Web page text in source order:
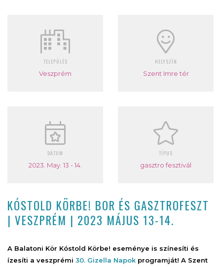
TELEPÜLÉS
Veszprém
HELYSZÍN
Szent Imre tér
DÁTUM
2023. May. 13 - 14.
TÍPUS
gasztro fesztivál
KÓSTOLD KÖRBE! BOR ÉS GASZTROFESZT
| VESZPRÉM | 2023 MÁJUS 13-14.
A Balatoni Kör Kóstold Körbe! eseménye is színesíti és
ízesíti a veszprémi 30. Gizella Napok programját! A Szent